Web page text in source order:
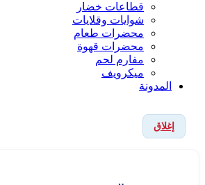
قطاعات خضار
شوايات وقلايات
محضرات طعام
محضرات قهوة
مفارم لحم
ميكرويف
المدونة
إغلاق